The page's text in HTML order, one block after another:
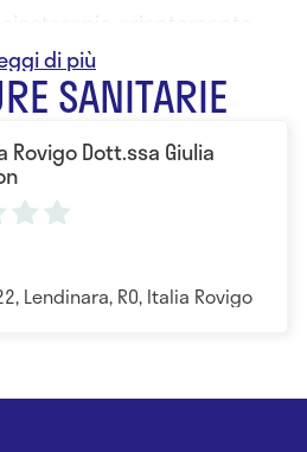
orientamento
SANITARIE
Rovigo Dott.ssa Giulia
Lendinara, RO, Italia Rovigo